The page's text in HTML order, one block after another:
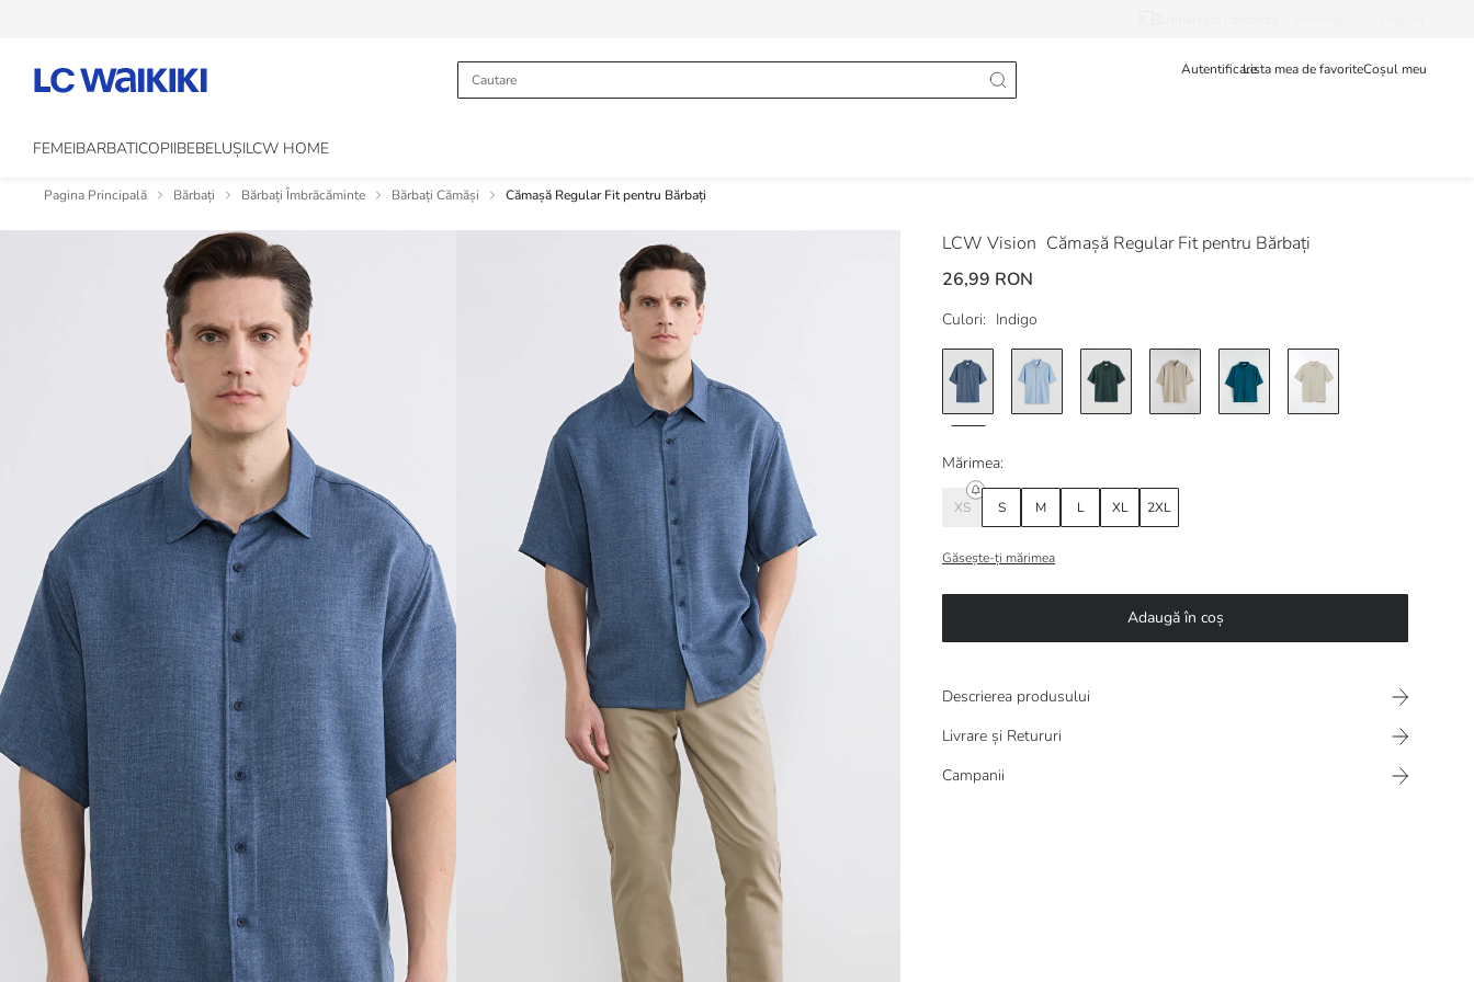
AutentificareLista mea de favoriteCoșul meu
FEMEIBARBATICOPIIBEBELUȘILCW HOME
Pagina Principală Bărbați Bărbați Îmbrăcăminte Bărbați Cămăși Cămașă Regular Fit pentru Bărbați
LCW Vision Cămașă Regular Fit pentru Bărbați
26,99 RON
Culori: Indigo
Mărimea:
XS S M L XL 2XL
Găsește-ți mărimea
Adaugă în coș
Descrierea produsului
Livrare și Retururi
Campanii